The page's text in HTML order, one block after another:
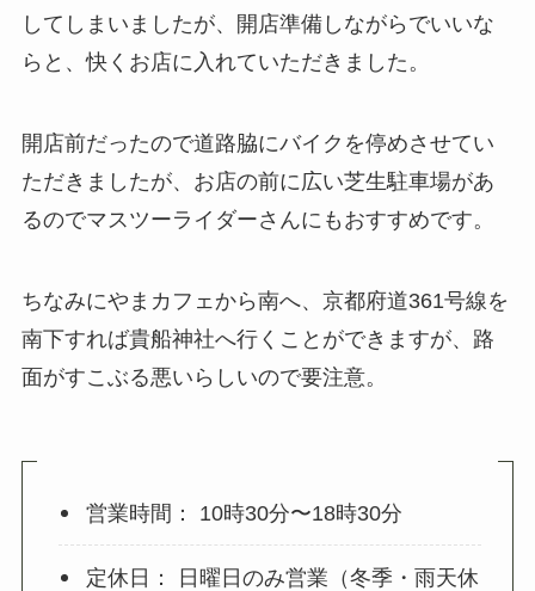
してしまいましたが、開店準備しながらでいいな
らと、快くお店に入れていただきました。
開店前だったので道路脇にバイクを停めさせてい
ただきましたが、お店の前に広い芝生駐車場があ
るのでマスツーライダーさんにもおすすめです。
ちなみにやまカフェから南へ、京都府道361号線を
南下すれば貴船神社へ行くことができますが、路
面がすこぶる悪いらしいので要注意。
営業時間： 10時30分〜18時30分
定休日： 日曜日のみ営業（冬季・雨天休